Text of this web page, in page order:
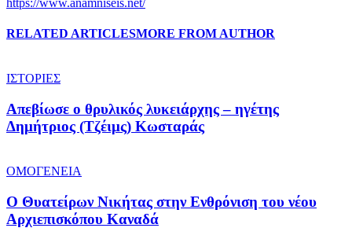
RELATED ARTICLESMORE FROM AUTHOR
ΙΣΤΟΡΙΕΣ
Απεβίωσε ο θρυλικός λυκειάρχης – ηγέτης
Δημήτριος (Τζέιμς) Κωσταράς
ΟΜΟΓΕΝΕΙΑ
O Θυατείρων Νικήτας στην Ενθρόνιση του νέου
Αρχιεπισκόπου Καναδά